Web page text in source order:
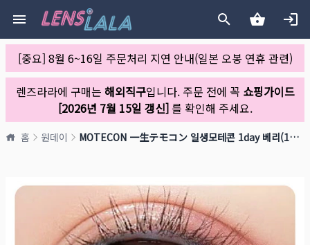
[중요] 8월 6~16일 주문처리 지연 안내(일본 오봉 연휴 관련)
렌즈라라에 구매는 해외직구입니다. 주문 전에 꼭 쇼핑가이드
[2026년 7월 15일 갱신]를 확인해 주세요.
홈 원데이 MOTECON 一生テモコン 일생모테콘 1day 베리(1박스 10개들이)